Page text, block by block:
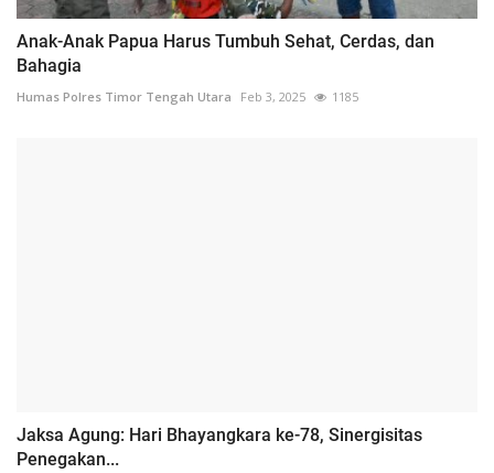
Anak-Anak Papua Harus Tumbuh Sehat, Cerdas, dan
Bahagia
Humas Polres Timor Tengah Utara Feb 3, 2025 1185
Jaksa Agung: Hari Bhayangkara ke-78, Sinergisitas
Penegakan...